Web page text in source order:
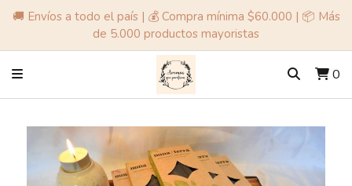
🚚 Envíos a todo el país | 💰 Compra mínima $60.000 | 📦 Más
de 5.000 productos mayoristas
0